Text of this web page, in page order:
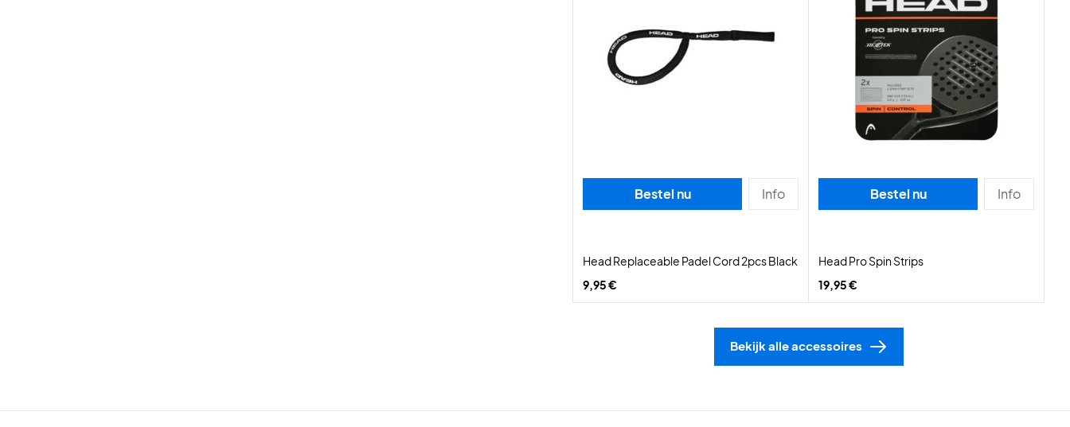
Bestel nu Info
Head Replaceable Padel Cord 2pcs Black
9,95 €
Bestel nu Info
Head Pro Spin Strips
19,95 €
Bekijk alle accessoires